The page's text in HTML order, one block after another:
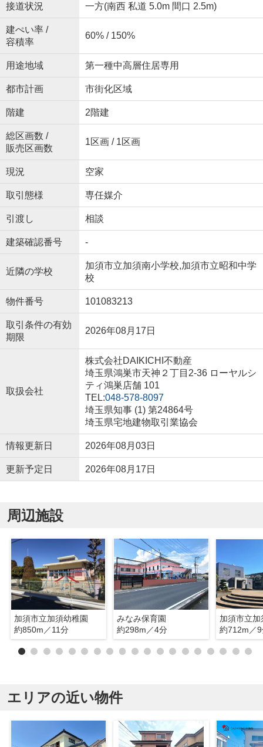
接道状況 一方(南西 私道 5.0m 間口 2.5m)
建ぺい率 /
容積率
60% / 150%
用途地域 第一種中高層住居専用
都市計画 市街化区域
階建 2階建
総区画数 /
販売区画数
1区画 / 1区画
現況 空家
取引態様 専任媒介
引渡し 相談
建築確認番号 -
近隣の学校
加須市立加須南小学校,加須市立昭和中学
校
物件番号 101083213
取引条件の有効
期限
2026年08月17日
取扱会社
株式会社DAIKICHI不動産
埼玉県鴻巣市天神２丁目2-36 ローヤルシ
ティ鴻巣店舗 101
TEL:048-578-8097
埼玉県知事 (1) 第24864号
埼玉県宅地建物取引業協会
情報更新日 2026年08月03日
更新予定日 2026年08月17日
周辺施設
加須市立加須幼稚園
約850m／11分
みなみ保育園
約298m／4分
加須市立
約712m／
エリアの近い物件